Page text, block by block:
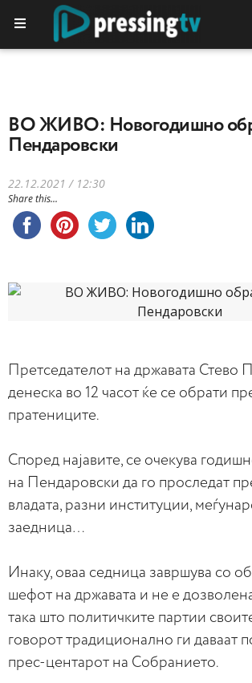
ВО ЖИВО: Новогодишно
Пендаровски
22.12.2021 / 12:30
Share this...
Претседателот на државата Стево
денеска во 12 часот ќе се обрати
пратениците.
Според најавите, се очекува
на Пендаровски да го проследат
владата, разни институции,
заедница…
Инаку, оваа седница завршува со
шефот на државата и не е
така што политичките партии
говорот традиционално ги даваат
прес-центарот на Собранието.